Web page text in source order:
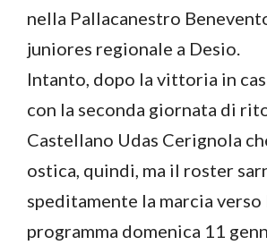
nella Pallacanestro
juniores regionale a Desio.
Intanto, dopo la vittoria in
con la seconda giornata di
Castellano Udas Cerignola
ostica, quindi, ma il roster
speditamente la marcia verso
programma domenica 11